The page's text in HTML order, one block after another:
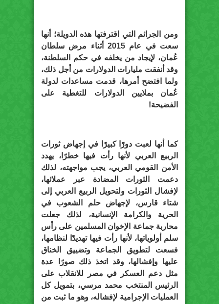
ومن الجرائم التي اقترفتها هذه الدويلة؛ أنها
سعت في عام 2015 أثناء مرض سلطان
عُمان، لإيجاد من يخلفه في حكم السلطنة،
وقد أنفقت مليارات الدولارات من أجل ذلك،
ولما افتضح أمرها، قدمت مساعدات لدولة
عُمان بملايين الدولارات للتغطية على
الفضيحة!
كما أنها لعبت دورًا كبيرًا في إجهاض ثورات
الربيع العربي لأنها رأت فيها خطرًا، يهدد
الأمن القومي العربي، يجب مواجهته، لذلك
دعمت الثورات المضادة عبر عملائها،
لإفشال الثورات ولتحويل الربيع العربي إلى
شتاء قارس، لإجهاض حلم الشعوب في
الحرية والكرامة الإنسانية، لذلك جعلت
محاربة جماعة الإخوان المسلمين على رأس
سلم أولوياتها، لأنها رأت فيها تهديدًا لنظامها،
فسعت لتطويق الجماعة وتضييق الخناق
عليها وإفشالها، وقد اتخذ ذلك صورًا عدة
مثل دعم العسكر في مصر للانقلاب على
الرئيس المنتخب محمد مرسي، بتمويل كل
العمليات الإجرامية لإفشاله، وهو ما ثبت من